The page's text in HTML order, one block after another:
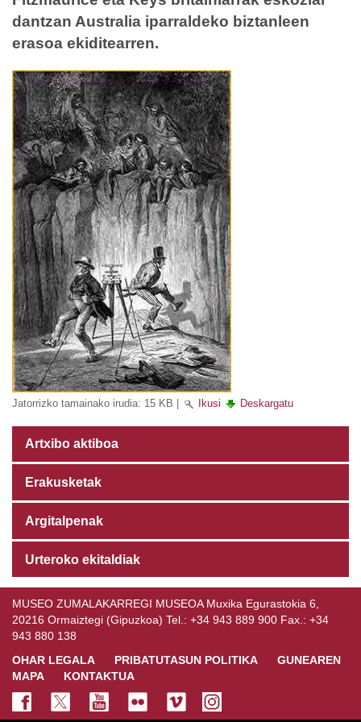
dantzan Australia iparraldeko biztanleen
erasoa ekiditearren.
Jatorrizko tamainako irudia: 15 KB | Ikusi Deskargatu
Artxibo aktiboa
Erakusketak
Argitalpenak
Urteroko ekitaldiak
MUSEO ZUMALAKARREGI MUSEOA Muxika Egurastokia 6,
20216 Ormaiztegi (Gipuzkoa) Tel.: +34 943 889 900 Fax.: +34
943 880 138
OHAR LEGALA
PRIBATUTASUN POLITIKA
GUNEAREN
MAPA
KONTAKTUA